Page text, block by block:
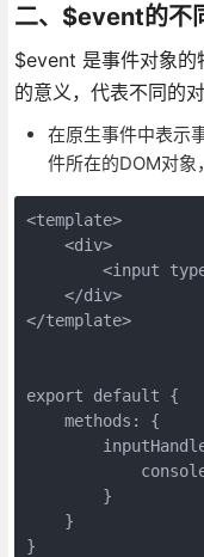
二、$event的不
$event 是事件对象的
的意义，代表不同的对
在原生事件中表示
件所在的DOM对象
<template>
    <div>
<input
    </div>
</template>
export default {
    methods: {
        }
    }